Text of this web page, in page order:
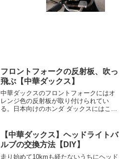
フロントフォークの反射板、吹っ
飛ぶ【中華ダックス】
中華ダックスのフロントフォークにはオ
レンジ色の反射板が取り付けられてい
る。日本向けのホンダ ダックスにはこの
板が取り付けられている様子なので、中
華フロントフォークはそれ...
【中華ダックス】ヘッドライトバ
ルブの交換方法【DIY】
走り始めて10kmも経たないうちにヘッド